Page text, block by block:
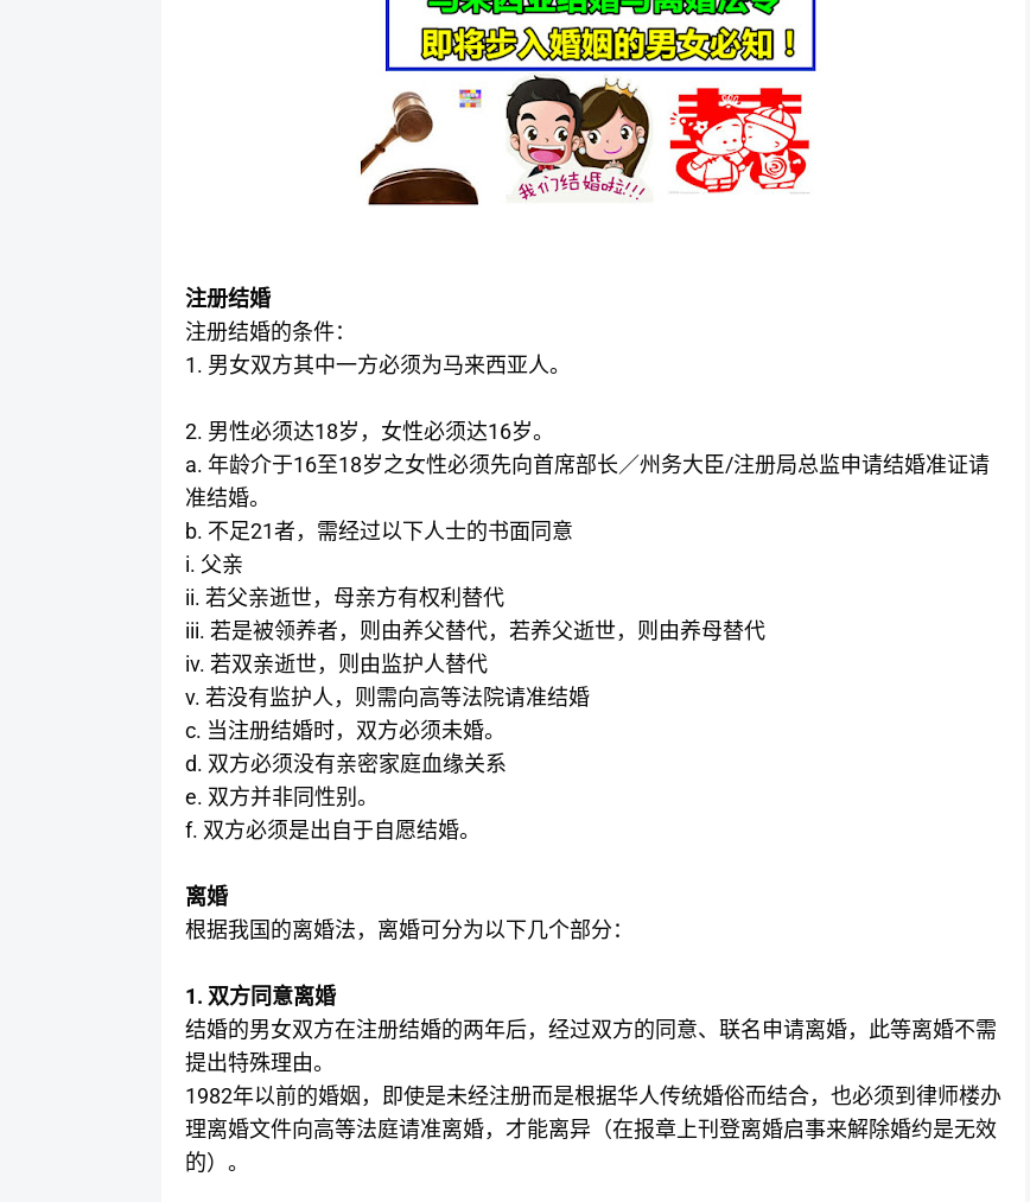
注册结婚
注册结婚的条件：
1. 男女双方其中一方必须为马来西亚人。
2. 男性必须达18岁，女性必须达16岁。
a. 年龄介于16至18岁之女性必须先向首席部长／州务大臣/注册局总监申请结婚准证请
准结婚。
b. 不足21者，需经过以下人士的书面同意
i. 父亲
ii. 若父亲逝世，母亲方有权利替代
iii. 若是被领养者，则由养父替代，若养父逝世，则由养母替代
iv. 若双亲逝世，则由监护人替代
v. 若没有监护人，则需向高等法院请准结婚
c. 当注册结婚时，双方必须未婚。
d. 双方必须没有亲密家庭血缘关系
e. 双方并非同性别。
f. 双方必须是出自于自愿结婚。
离婚
根据我国的离婚法，离婚可分为以下几个部分：
1. 双方同意离婚
结婚的男女双方在注册结婚的两年后，经过双方的同意、联名申请离婚，此等离婚不需
提出特殊理由。
1982年以前的婚姻，即使是未经注册而是根据华人传统婚俗而结合，也必须到律师楼办
理离婚文件向高等法庭请准离婚，才能离异（在报章上刊登离婚启事来解除婚约是无效
的）。